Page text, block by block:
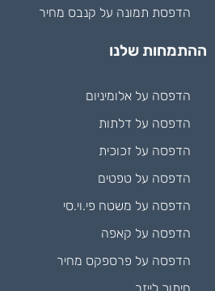
הדפסת תמונה על קנבס מחיר
ההתמחות שלנו
הדפסה על אלומיניום
הדפסה על דלתות
הדפסה על זכוכית
הדפסה על טפטים
הדפסה על משטח פי.וי.סי
הדפסה על קאפה
הדפסה על פרספקס מחיר
חיתוך לייזר